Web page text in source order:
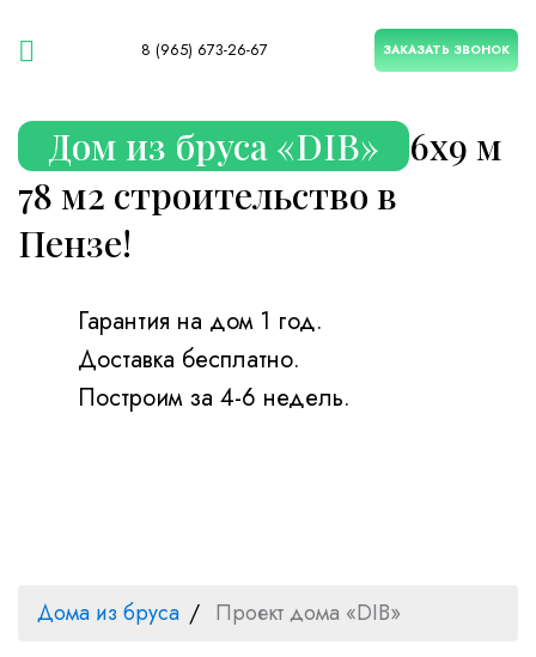
8 (965) 673-26-67 ЗАКАЗАТЬ ЗВОНОК
Дом из бруса «DIB»
6х9 м
78 м2 строительство в
Пензе!
Гарантия на дом 1 год.
Доставка бесплатно.
Построим за 4-6 недель.
Дома из бруса Проект дома «DIB»